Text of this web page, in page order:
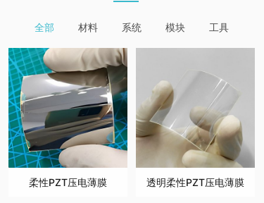
全部 材料 系统 模块 工具
柔性PZT压电薄膜 透明柔性PZT压电薄膜